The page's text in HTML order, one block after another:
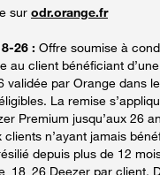
sur odr.orange.fr
26 : Offre soumise à
au client bénéficiant
validée par Orange dans
La remise
Premium jusqu’aux 26
n’ayant jamais
depuis plus de 12
Deezer par client.